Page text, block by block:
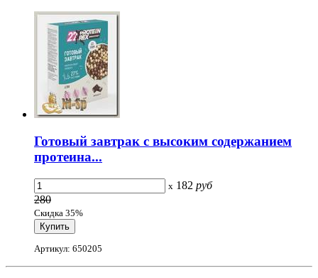
Готовый завтрак с высоким содержанием
протеина...
x 182 руб
280
Скидка 35%
Артикул: 650205